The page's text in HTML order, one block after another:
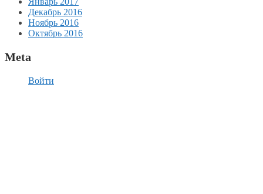
Декабрь 2016
Ноябрь 2016
Октябрь 2016
Meta
Войти